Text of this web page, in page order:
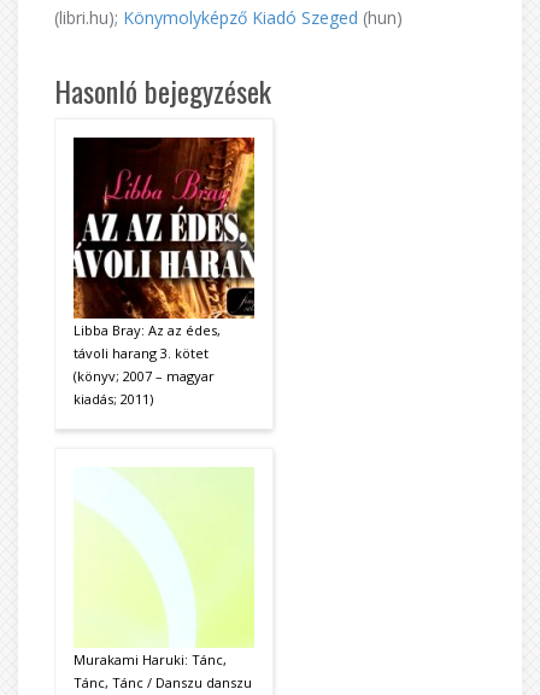
(libri.hu); Könymolyképző Kiadó Szeged (hun)
Hasonló bejegyzések
Libba Bray: Az az édes,
távoli harang 3. kötet
(könyv; 2007 – magyar
kiadás; 2011)
Murakami Haruki: Tánc,
Tánc, Tánc / Danszu danszu